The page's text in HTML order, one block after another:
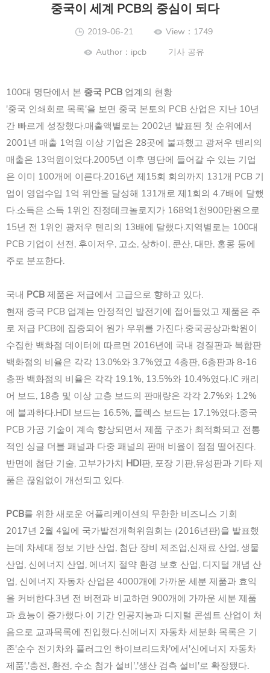
중국이 세계 PCB의 중심이 되다
2019-06-21
View：1749
Author：ipcb 기사 공유
100대 명단에서 본 중국 PCB 업계의 현황
'중국 인쇄회로 목록'을 보면 중국 본토의 PCB 산업은 지난 10년
간 빠르게 성장했다.매출액별로는 2002년 발표된 첫 순위에서
2001년 매출 1억원 이상 기업은 28곳에 불과했고 광저우 텐리의
매출은 13억원이었다.2005년 이후 명단에 들어갈 수 있는 기업
은 이미 100개에 이른다.2016년 제15회 회의까지 131개 PCB 기
업이 영업수입 1억 위안을 달성해 131개로 제1회의 4.7배에 달했
다.소득은 소득 1위인 진정테크놀로지가 168억1천900만원으로
15년 전 1위인 광저우 톈리의 13배에 달했다.지역별로는 100대
PCB 기업이 선전, 후이저우, 고소, 상하이, 쿤산, 대만, 홍콩 등에
주로 분포한다.
국내 PCB 제품은 저급에서 고급으로 향하고 있다.
현재 중국 PCB 업계는 안정적인 발전기에 접어들었고 제품은 주
로 저급 PCB에 집중되어 원가 우위를 가진다.중국공상과학원이
수집한 백화점 데이터에 따르면 2016년에 국내 경질판과 복합판
백화점의 비율은 각각 13.0%와 3.7%였고 4층판, 6층판과 8-16
층판 백화점의 비율은 각각 19.1%, 13.5%와 10.4%였다.IC 캐리
어 보드, 18층 및 이상 고층 보드의 판매량은 각각 2.7%와 1.2%
에 불과하다.HDI 보드는 16.5%, 플렉스 보드는 17.1%였다.중국
PCB 가공 기술이 계속 향상되면서 제품 구조가 최적화되고 전통
적인 싱글 더블 패널과 다중 패널의 판매 비율이 점점 떨어진다.
반면에 첨단 기술, 고부가가치 HDI판, 포장 기판,유성판과 기타 제
품은 끊임없이 개선되고 있다.
PCB를 위한 새로운 어플리케이션의 무한한 비즈니스 기회
2017년 2월 4일에 국가발전개혁위원회는 (2016년판)을 발표했
는데 차세대 정보 기반 산업, 첨단 장비 제조업,신재료 산업, 생물
산업, 신에너지 산업, 에너지 절약 환경 보호 산업, 디지털 개념 산
업, 신에너지 자동차 산업은 4000개에 가까운 세분 제품과 효익
을 커버한다.3년 전 버전과 비교하면 900개에 가까운 세분 제품
과 효능이 증가했다.이 기간 인공지능과 디지털 콘셉트 산업이 처
음으로 교과목록에 진입했다.신에너지 자동차 세분화 목록은 기
존'순수 전기차와 플러그인 하이브리드차'에서'신에너지 자동차
제품','충전, 환전, 수소 첨가 설비','생산 검측 설비'로 확장됐다.